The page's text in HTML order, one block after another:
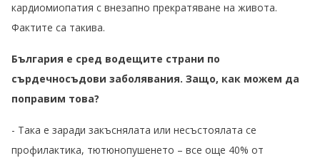
кардиомиопатия с внезапно прекратяване на живота.
Фактите са такива.
България е сред водещите страни по
сърдечносъдови заболявания. Защо, как можем да
поправим това?
- Така е заради закъснялата или несъстоялата се
профилактика, тютюнопушенето – все още 40% от